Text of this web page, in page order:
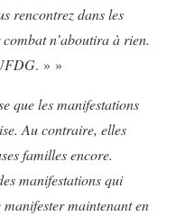
rencontrez dans les
n’aboutira à rien.
. » »
que les manifestations
Au contraire, elles
familles encore.
manifestations qui
maintenant en